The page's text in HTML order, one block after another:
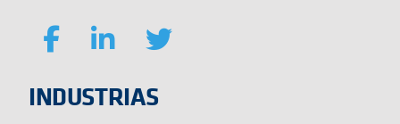
INDUSTRIAS